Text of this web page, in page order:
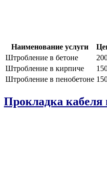
Наименование услуги
Штробление в бетоне
Штробление в кирпиче
Штробление в пенобетоне
Прокладка кабеля